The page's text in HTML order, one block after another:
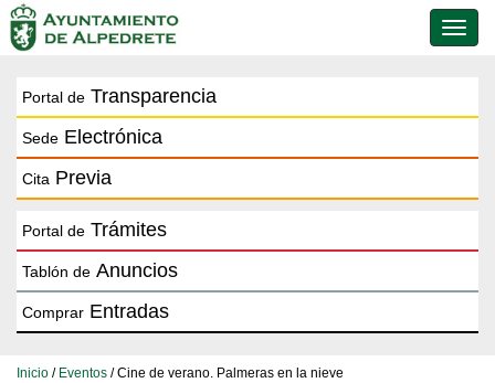
de
Portal de Transparencia
Sede Electrónica
Cita Previa
Portal de Trámites
Tablón de Anuncios
Comprar Entradas
Inicio / Eventos / Cine de verano. Palmeras en la nieve